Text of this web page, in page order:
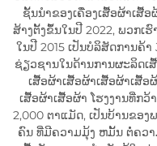
ຊັ້ນນໍາຂອງເຄື່ອງເສື້ອຜ້າເສື້
ສ້າງຕັ້ງຂຶ້ນໃນປີ 2022, ພວກເ
ໃນປີ 2015 ເປັນບໍລິສັດການຄ້
ຊ່ຽວຊານໃນດ້ານການຜະລິດເ
ເສື້ອຜ້າເສື້ອຜ້າເສື້ອຜ້າເສື້ອ
ເສື້ອຜ້າເສື້ອຜ້າ ໂຮງງານທີ່ກ
2,000 ຕາແມັດ, ເປັນບ້ານຂອ
ຄົນ ທີ່ມີຄວາມມຸ້ງ ຫມັ້ນ ຕໍ່ຄວາ